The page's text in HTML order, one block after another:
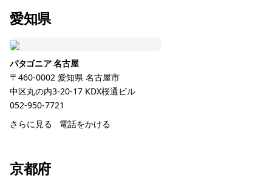
愛知県
パタゴニア 名古屋
〒460-0002 愛知県 名古屋市
中区丸の内3-20-17 KDX桜通ビル
052-950-7721
さらに見る
電話をかける
京都府